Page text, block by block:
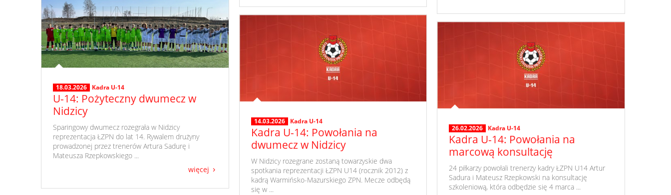
18.03.2026 Kadra U-14
U-14: Pożyteczny dwumecz w
Nidzicy
​ Sparingowy dwumecz rozegrała w Nidzicy
reprezentacja ŁZPN do lat 14. Rywalem drużyny
prowadzonej przez trenerów Artura Sadurę i
Mateusza Rzepkowskiego ...
więcej
14.03.2026 Kadra U-14
Kadra U-14: Powołania na
dwumecz w Nidzicy
​ W Nidzicy rozegrane zostaną towarzyskie dwa
spotkania reprezentacji ŁZPN U14 (rocznik 2012) z
kadrą Warmińsko-Mazurskiego ZPN. Mecze odbędą
się w ...
26.02.2026 Kadra U-14
Kadra U-14: Powołania na
marcową konsultację
​ 24 piłkarzy powołali trenerzy kadry ŁZPN U14 Artur
Sadura i Mateusz Rzepkowski na konsultację
szkoleniową, która odbędzie się 4 marca ...